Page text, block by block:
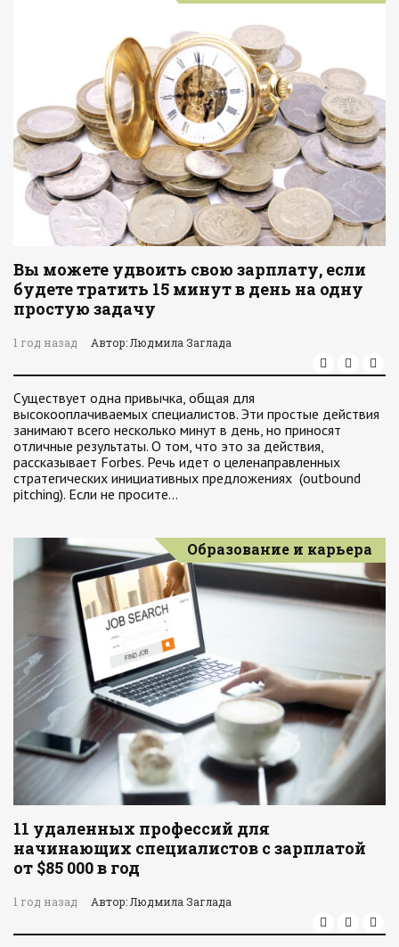
Вы можете удвоить свою зарплату, если
будете тратить 15 минут в день на одну
простую задачу
1 год назад Автор: Людмила Заглада
Существует одна привычка, общая для
высокооплачиваемых специалистов. Эти простые действия
занимают всего несколько минут в день, но приносят
отличные результаты. О том, что это за действия,
рассказывает Forbes. Речь идет о целенаправленных
стратегических инициативных предложениях (outbound
pitching). Если не просите…
Образование и карьера
11 удаленных профессий для
начинающих специалистов с зарплатой
от $85 000 в год
1 год назад Автор: Людмила Заглада